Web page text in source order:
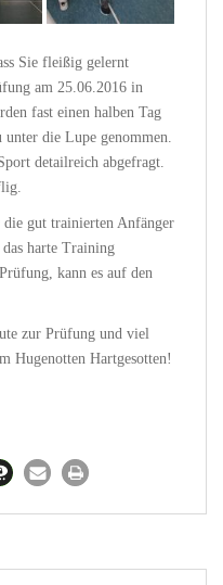
Sie fleißig gelernt
am 25.06.2016 in
fast einen halben Tag
die Lupe genommen.
detailreich abgefragt.
gut trainierten Anfänger
harte Training
kann es auf den
zur Prüfung und viel
Hugenotten Hartgesotten!